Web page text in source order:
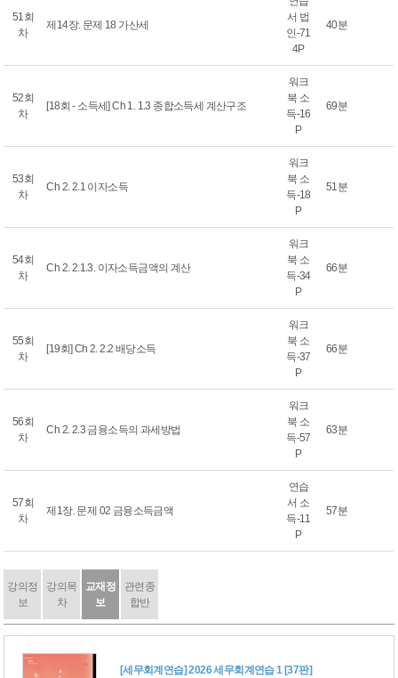
51회
차
제14장. 문제 18 가산세
서 법
인-71
4P
40분
52회
차
[18회 - 소득세] Ch 1. 1.3 종합소득세 계산구조
워크
북 소
득-16
P
69분
53회
차
Ch 2. 2.1 이자소득
워크
북 소
득-18
P
51분
54회
차
Ch 2. 2.1.3. 이자소득금액의 계산
워크
북 소
득-34
P
66분
55회
차
[19회] Ch 2. 2.2 배당소득
워크
북 소
득-37
P
66분
56회
차
Ch 2. 2.3 금융소득의 과세방법
워크
북 소
득-57
P
63분
57회
차
제1장. 문제 02 금융소득금액
연습
서 소
득-11
P
57분
강의정
보
강의목
차
교재정
보
관련종
합반
[세무회계연습] 2026 세무회계연습 1 [37판]